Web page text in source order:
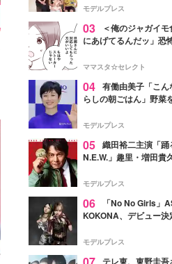
よ！」
モデルプレス
03
＜俺のジャガイ
にあげてるんだッ」恐
ママスタ☆セレクト
04 有働由美子「こ
らしの朝ごはん」野菜
そう」と反響
モデルプレス
05 織田裕二主演「踊
N.E.W.」趣里・増田貴
徴する“謎のキーワード”
モデルプレス
06
「No No Girls」
KOKONA、デビュー決
リリースへ
モデルプレス
テレ東、東野圭